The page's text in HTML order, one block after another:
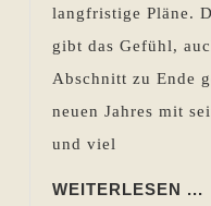
langfristige Pläne.
gibt das Gefühl,
Abschnitt zu Ende
neuen Jahres mit
und viel
WEITERLESEN ...